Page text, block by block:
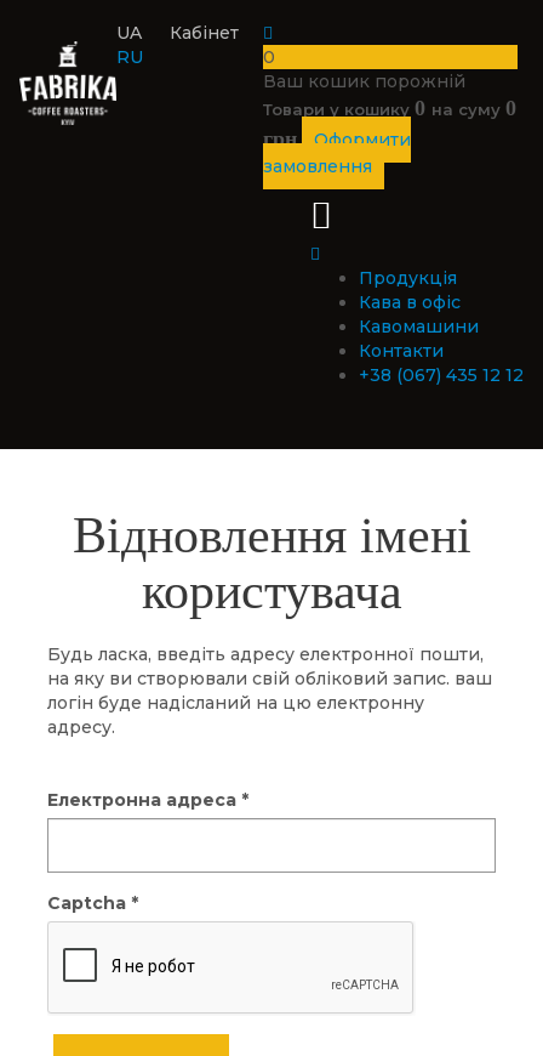
UA
RU
Кабінет
0
Ваш кошик порожній
Товари у кошику 0 на суму 0
грн
Оформити
замовлення
Продукція
Кава в офіс
Кавомашини
Контакти
+38 (067) 435 12 12
Відновлення імені
користувача
Будь ласка, введіть адресу електронної пошти,
на яку ви створювали свій обліковий запис. ваш
логін буде надісланий на цю електронну
адресу.
Електронна адреса *
Captcha *